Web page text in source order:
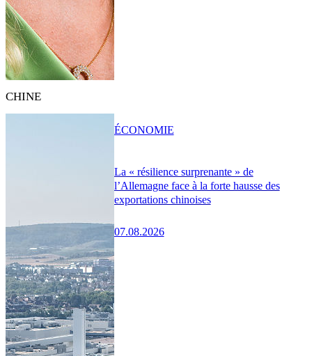
CHINE
La « résilience surprenante » de
l’Allemagne face à la forte hausse des
exportations chinoises
07.08.2026
ÉCONOMIE